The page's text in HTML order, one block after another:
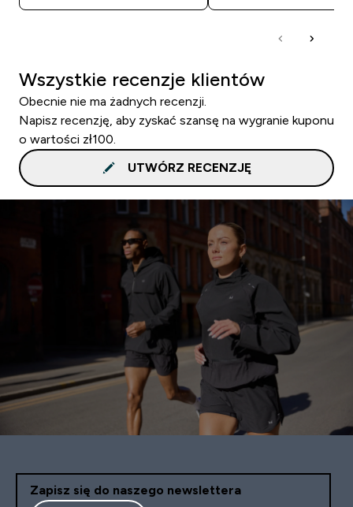
Wszystkie recenzje klientów
Obecnie nie ma żadnych recenzji.
Napisz recenzję, aby zyskać szansę na wygranie kuponu
o wartości zł100.
UTWÓRZ RECENZJĘ
Zapisz się do naszego newslettera